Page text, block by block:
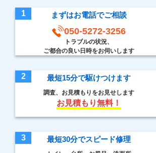
1 まずはお電話でご相談
050-5272-3256
トラブルの状況、
ご都合の良い日時をお伺いします
2 最短15分で駆けつけます
調査、お見積もりをお見せします
お見積もり無料！
3 最短30分でスピード修理